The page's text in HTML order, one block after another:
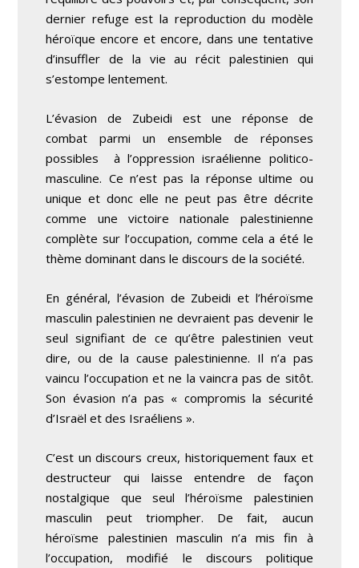
dernier refuge est la reproduction du modèle
héroïque encore et encore, dans une tentative
d’insuffler de la vie au récit palestinien qui
s’estompe lentement.
L’évasion de Zubeidi est une réponse de
combat parmi un ensemble de réponses
possibles à l’oppression israélienne politico-
masculine. Ce n’est pas la réponse ultime ou
unique et donc elle ne peut pas être décrite
comme une victoire nationale palestinienne
complète sur l’occupation, comme cela a été le
thème dominant dans le discours de la société.
En général, l’évasion de Zubeidi et l’héroïsme
masculin palestinien ne devraient pas devenir le
seul signifiant de ce qu’être palestinien veut
dire, ou de la cause palestinienne. Il n’a pas
vaincu l’occupation et ne la vaincra pas de sitôt.
Son évasion n’a pas « compromis la sécurité
d’Israël et des Israéliens ».
C’est un discours creux, historiquement faux et
destructeur qui laisse entendre de façon
nostalgique que seul l’héroïsme palestinien
masculin peut triompher. De fait, aucun
héroïsme palestinien masculin n’a mis fin à
l’occupation, modifié le discours politique